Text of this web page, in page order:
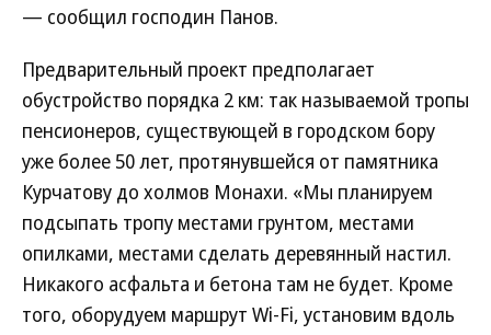
— сообщил господин Панов.
Предварительный проект предполагает
обустройство порядка 2 км: так называемой тропы
пенсионеров, существующей в городском бору
уже более 50 лет, протянувшейся от памятника
Курчатову до холмов Монахи. «Мы планируем
подсыпать тропу местами грунтом, местами
опилками, местами сделать деревянный настил.
Никакого асфальта и бетона там не будет. Кроме
того, оборудуем маршрут Wi-Fi, установим вдоль